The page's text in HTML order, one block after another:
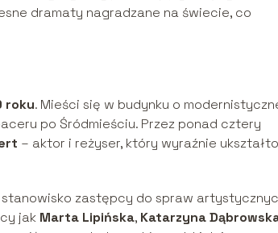
dramaty nagradzane na świecie, co
roku. Mieści się w budynku o
po Śródmieściu. Przez ponad cztery
– aktor i reżyser, który wyraźnie
stanowisko zastępcy do spraw
jak Marta Lipińska, Katarzyna